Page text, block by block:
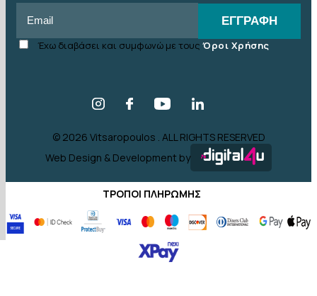
ΕΓΓΡΑΦΉ
AcceptΈχω διαβάσει και συμφωνώ με τους Όροι Χρήσης
© 2026 Vitsaropoulos . ALL RIGHTS RESERVED
Web Design & Development by
ΤΡΌΠΟΙ ΠΛΗΡΩΜΉΣ